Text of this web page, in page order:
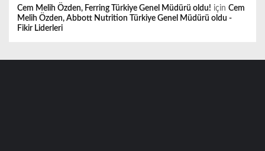
Cem Melih Özden, Ferring Türkiye Genel Müdürü oldu! için Cem
Melih Özden, Abbott Nutrition Türkiye Genel Müdürü oldu -
Fikir Liderleri